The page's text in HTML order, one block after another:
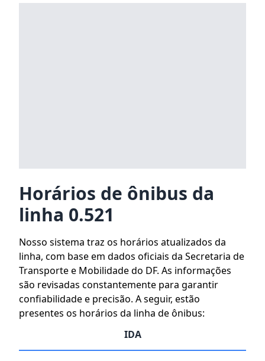
Horários de ônibus da
linha 0.521
Nosso sistema traz os horários atualizados da
linha, com base em dados oficiais da Secretaria de
Transporte e Mobilidade do DF. As informações
são revisadas constantemente para garantir
confiabilidade e precisão. A seguir, estão
presentes os horários da linha de ônibus:
IDA